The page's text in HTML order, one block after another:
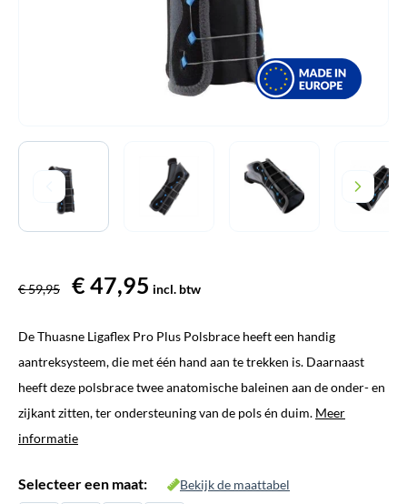
€59,95
Oorspronkelijke
was:
€ 59,95.
€ 47,95 Huidige
is:
€ 47,95.
incl. btw
De Thuasne Ligaflex Pro Plus Polsbrace heeft een handig
aantreksysteem, die met één hand aan te trekken is. Daarnaast
heeft deze polsbrace twee anatomische baleinen aan de onder- en
zijkant zitten, ter ondersteuning van de pols én duim. Meer
informatie
Selecteer een maat: Bekijk de maattabel